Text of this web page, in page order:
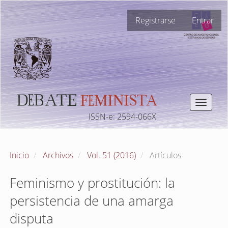
Navegación
principal
Contenido
principal
Barra
lateral
Registrarse Entrar
Toggle
ISSN-e: 2594-066X
Inicio Archivos Vol. 51 (2016) Artículos
Feminismo y prostitución: la
persistencia de una amarga
disputa